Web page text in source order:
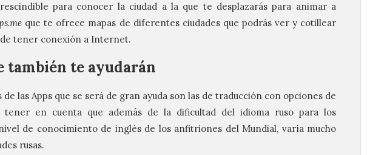
para conocer la ciudad a la que te desplazarás para animar a
que te ofrece mapas de diferentes ciudades que podrás ver y cotillear
tener conexión a Internet.
también te ayudarán
de las Apps que se será de gran ayuda son las de traducción con opciones de
tener en cuenta que además de la dificultad del idioma ruso para los
de conocimiento de inglés de los anfitriones del Mundial, varía mucho
rusas.